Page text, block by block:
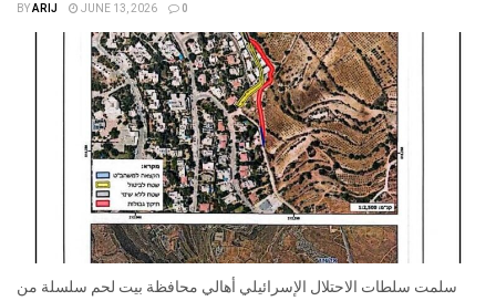
BYARIJ JUNE 13, 2026 0
سلمت سلطات الاحتلال الإسرائيلي أهالي محافظة بيت لحم سلسلة من